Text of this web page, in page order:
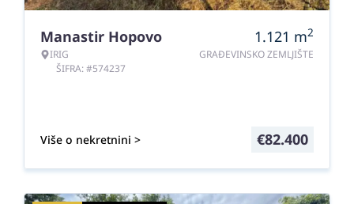
Manastir Hopovo
IRIG
ŠIFRA: #574237
1.121 m2
GRAĐEVINSKO ZEMLJIŠTE
Više o nekretnini > €82.400